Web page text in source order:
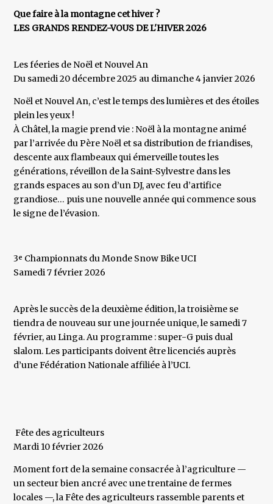
Que faire à la montagne cet hiver ?
LES GRANDS RENDEZ-VOUS DE L'HIVER 2026
Les féeries de Noël et Nouvel An
Du samedi 20 décembre 2025 au dimanche 4 janvier 2026
Noël et Nouvel An, c’est le temps des lumières et des étoiles
plein les yeux !
À Châtel, la magie prend vie : Noël à la montagne animé
par l’arrivée du Père Noël et sa distribution de friandises,
descente aux flambeaux qui émerveille toutes les
générations, réveillon de la Saint-Sylvestre dans les
grands espaces au son d’un DJ, avec feu d’artifice
grandiose… puis une nouvelle année qui commence sous
le signe de l’évasion.
3ᵉ Championnats du Monde Snow Bike UCI
Samedi 7 février 2026
Après le succès de la deuxième édition, la troisième se
tiendra de nouveau sur une journée unique, le samedi 7
février, au Linga. Au programme : super-G puis dual
slalom. Les participants doivent être licenciés auprès
d’une Fédération Nationale affiliée à l’UCI.
Fête des agriculteurs
Mardi 10 février 2026
Moment fort de la semaine consacrée à l’agriculture —
un secteur bien ancré avec une trentaine de fermes
locales —, la Fête des agriculteurs rassemble parents et